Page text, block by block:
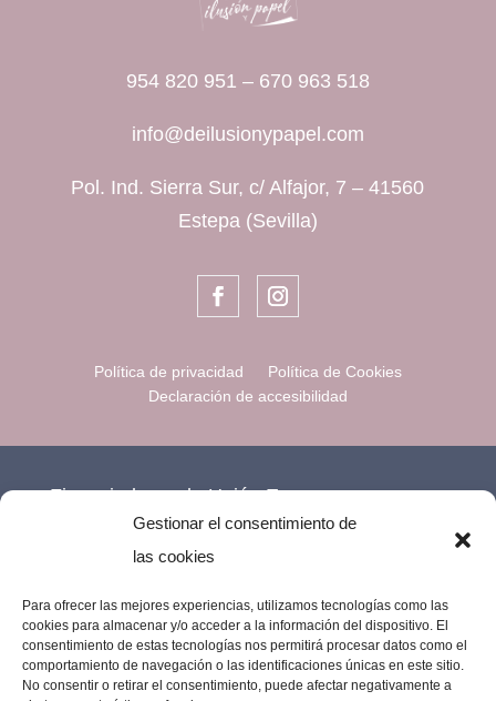
Gestionar el consentimiento de
las cookies
Para ofrecer las mejores experiencias, utilizamos tecnologías como las
cookies para almacenar y/o acceder a la información del dispositivo. El
consentimiento de estas tecnologías nos permitirá procesar datos como el
comportamiento de navegación o las identificaciones únicas en este sitio.
No consentir o retirar el consentimiento, puede afectar negativamente a
954 820 951 – 670 963 518
info@deilusionypapel.com
Pol. Ind. Sierra Sur, c/ Alfajor, 7 – 41560
Estepa (Sevilla)
Política de privacidad
Política de Cookies
Declaración de accesibilidad
Financiado por la Unión Europea –
NextGenerationEU.